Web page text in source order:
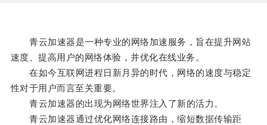
青云加速器是一种专业的网络加速服务，旨在提升网站
速度、提高用户的网络体验，并优化在线业务。
在如今互联网进程日新月异的时代，网络的速度与稳定
性对于用户而言至关重要。
青云加速器的出现为网络世界注入了新的活力。
青云加速器通过优化网络连接路由，缩短数据传输距